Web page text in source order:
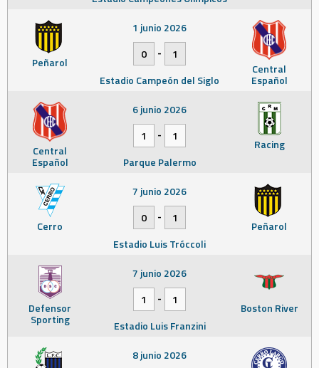
Peñarol Central
Español
1 junio 2026
0
-
1
Estadio Campeón del Siglo
Central
Español
Racing
6 junio 2026
1
-
1
Parque Palermo
Cerro Peñarol
7 junio 2026
0
-
1
Estadio Luis Tróccoli
Defensor
Sporting
Boston River
7 junio 2026
1
-
1
Estadio Luis Franzini
8 junio 2026